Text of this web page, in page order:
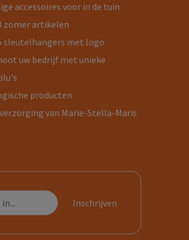
accessoires voor in de tuin
zomer artikelen
sleutelhangers met logo
uw bedrijf met unieke
producten
van Marie-Stella-Maris